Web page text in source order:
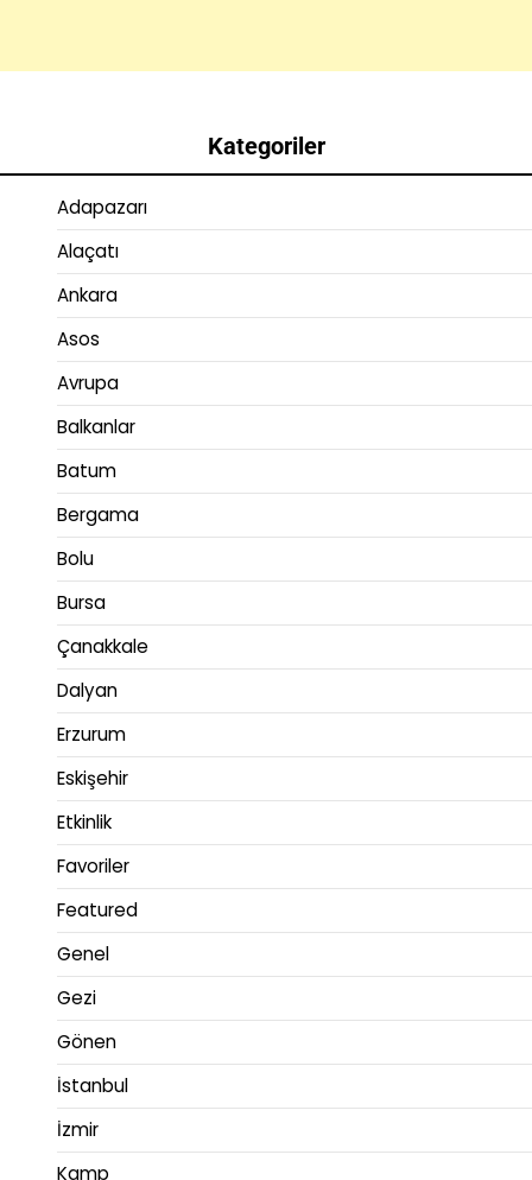
Kategoriler
Adapazarı
Alaçatı
Ankara
Asos
Avrupa
Balkanlar
Batum
Bergama
Bolu
Bursa
Çanakkale
Dalyan
Erzurum
Eskişehir
Etkinlik
Favoriler
Featured
Genel
Gezi
Gönen
İstanbul
İzmir
Kamp